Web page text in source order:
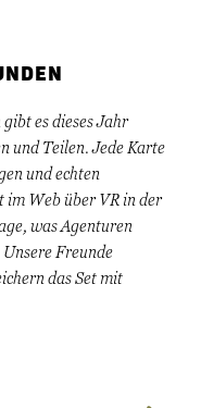
es dieses Jahr
und Teilen. Jede Karte
und echten
Web über VR in der
was Agenturen
Freunde
das Set mit